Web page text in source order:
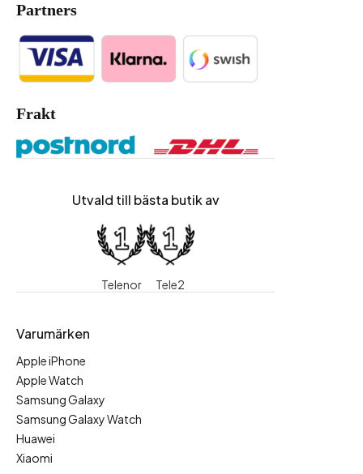
Partners
Frakt
Utvald till bästa butik av
Telenor Tele2
Varumärken
Apple iPhone
Apple Watch
Samsung Galaxy
Samsung Galaxy Watch
Huawei
Xiaomi